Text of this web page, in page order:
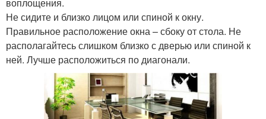
Не сидите и близко лицом или спиной к окну.
Правильное расположение окна – сбоку от стола. Не
располагайтесь слишком близко с дверью или спиной к
ней. Лучше расположиться по диагонали.